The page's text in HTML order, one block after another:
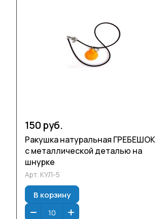
150 руб.
Ракушка натуральная ГРЕБЕШОК
с металлической деталью на
шнурке
Арт. КУЛ-5
В корзину